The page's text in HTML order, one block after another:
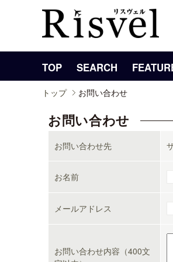
TOP SEARCH
トップ お問い合わせ
お問い合わせ
お問い合わせ先
お名前
メールアドレス
お問い合わせ内容（400文